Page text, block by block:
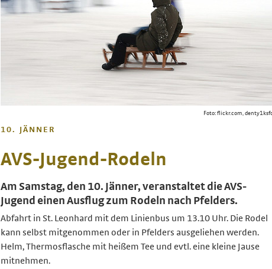
Foto: flickr.com,
10. JÄNNER
AVS-Jugend-Rodeln
Am Samstag, den 10. Jänner, veranstaltet die AVS-
Jugend einen Ausflug zum Rodeln nach Pfelders.
Abfahrt in St. Leonhard mit dem Linienbus um 13.10 Uhr. Die Rodel
kann selbst mitgenommen oder in Pfelders ausgeliehen werden.
Helm, Thermosflasche mit heißem Tee und evtl. eine kleine Jause
mitnehmen.